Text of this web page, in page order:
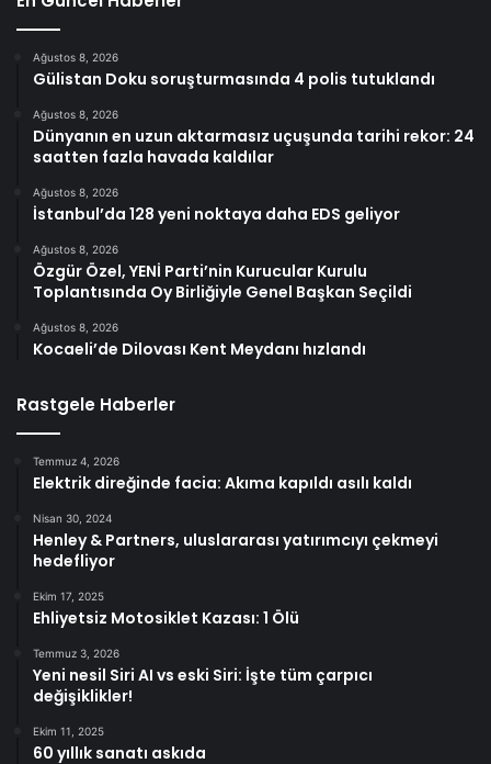
Ağustos 8, 2026
Gülistan Doku soruşturmasında 4 polis tutuklandı
Ağustos 8, 2026
Dünyanın en uzun aktarmasız uçuşunda tarihi rekor: 24
saatten fazla havada kaldılar
Ağustos 8, 2026
İstanbul’da 128 yeni noktaya daha EDS geliyor
Ağustos 8, 2026
Özgür Özel, YENİ Parti’nin Kurucular Kurulu
Toplantısında Oy Birliğiyle Genel Başkan Seçildi
Ağustos 8, 2026
Kocaeli’de Dilovası Kent Meydanı hızlandı
Rastgele Haberler
Temmuz 4, 2026
Elektrik direğinde facia: Akıma kapıldı asılı kaldı
Nisan 30, 2024
Henley & Partners, uluslararası yatırımcıyı çekmeyi
hedefliyor
Ekim 17, 2025
Ehliyetsiz Motosiklet Kazası: 1 Ölü
Temmuz 3, 2026
Yeni nesil Siri AI vs eski Siri: İşte tüm çarpıcı
değişiklikler!
Ekim 11, 2025
60 yıllık sanatı askıda